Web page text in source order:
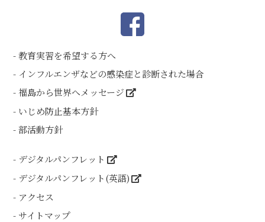
教育実習を希望する方へ
インフルエンザなどの感染症と診断された場合
福島から世界へメッセージ
いじめ防止基本方針
部活動方針
デジタルパンフレット
デジタルパンフレット(英語)
アクセス
サイトマップ